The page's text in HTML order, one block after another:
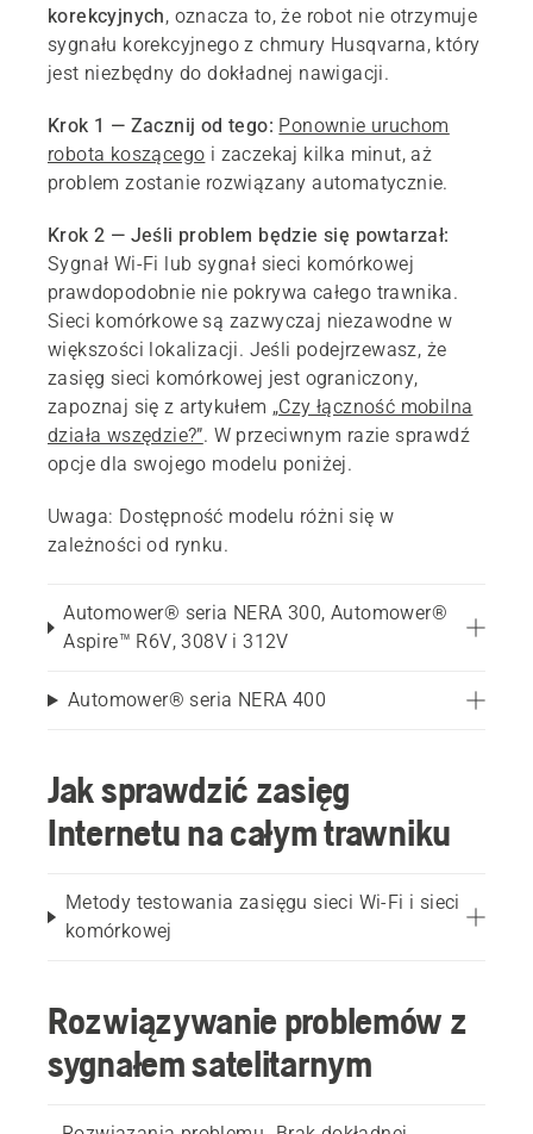
korekcyjnych, oznacza to, że robot nie otrzymuje
sygnału korekcyjnego z chmury Husqvarna, który
jest niezbędny do dokładnej nawigacji.
Krok 1 — Zacznij od tego: Ponownie uruchom
robota koszącego i zaczekaj kilka minut, aż
problem zostanie rozwiązany automatycznie.
Krok 2 — Jeśli problem będzie się powtarzał:
Sygnał Wi-Fi lub sygnał sieci komórkowej
prawdopodobnie nie pokrywa całego trawnika.
Sieci komórkowe są zazwyczaj niezawodne w
większości lokalizacji. Jeśli podejrzewasz, że
zasięg sieci komórkowej jest ograniczony,
zapoznaj się z artykułem „Czy łączność mobilna
działa wszędzie?”. W przeciwnym razie sprawdź
opcje dla swojego modelu poniżej.
Uwaga: Dostępność modelu różni się w
zależności od rynku.
Automower® seria NERA 300, Automower®
Aspire™ R6V, 308V i 312V
Automower® seria NERA 400
Jak sprawdzić zasięg
Internetu na całym trawniku
Metody testowania zasięgu sieci Wi-Fi i sieci
komórkowej
Rozwiązywanie problemów z
sygnałem satelitarnym